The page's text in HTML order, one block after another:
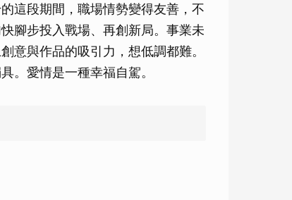
這段期間，職場情勢變得友善，不
腳步投入戰場、再創新局。事業未
意與作品的吸引力，想低調都難。
。愛情是一種幸福自駕。